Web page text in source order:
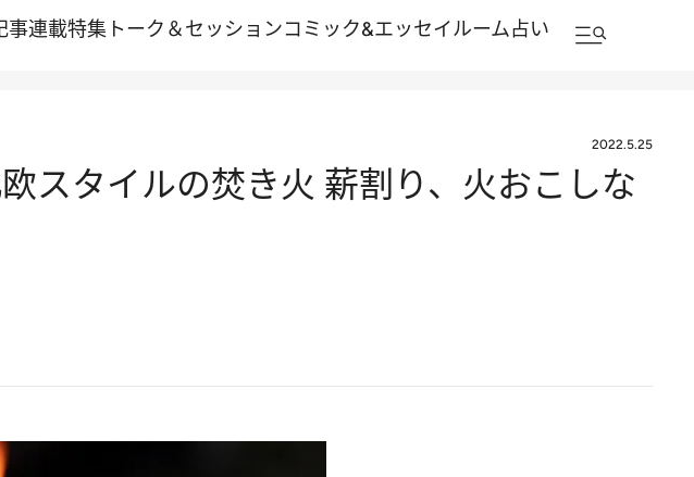
事連載特集 トーク＆セッションコミック&エッセイルーム占い
2022.5.25
スタイルの焚き火 薪割り、火おこしな